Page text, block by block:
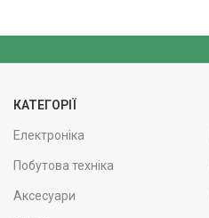
КАТЕГОРІЇ
Електроніка
Побутова техніка
Аксесуари